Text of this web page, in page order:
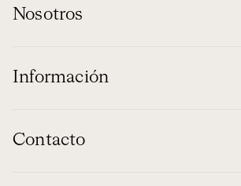
Nosotros
Información
Contacto